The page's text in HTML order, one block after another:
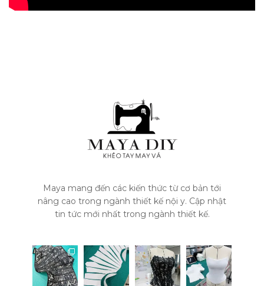
Maya mang đến các kiến thức từ cơ bản tới
nâng cao trong ngành thiết kế nội y. Cập nhật
tin tức mới nhất trong ngành thiết kế.